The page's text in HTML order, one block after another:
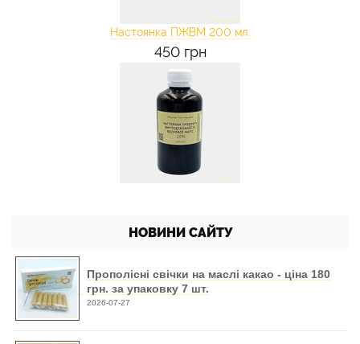
Настоянка ПЖВМ 200 мл.
450 грн
НОВИНИ САЙТУ
Прополісні свічки на маслі какао - ціна 180
грн. за упаковку 7 шт.
2026-07-27